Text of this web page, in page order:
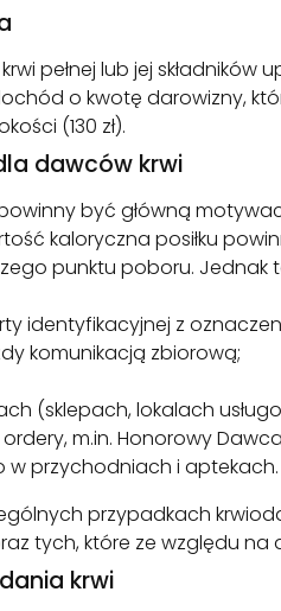
pełnej lub jej
o kwotę darowizny,
(130 zł).
dawców krwi
być główną
kaloryczna posiłku
punktu poboru. Jednak
identyfikacyjnej z
komunikacją zbiorową;
(sklepach, lokalach
m.in. Honorowy
w przychodniach i aptekach.
przypadkach
tych, które ze względu
krwi